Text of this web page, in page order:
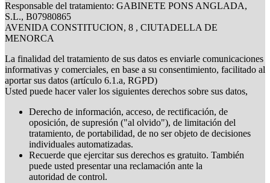
Responsable del tratamiento: GABINETE PONS ANGLADA,
S.L., B07980865
AVENIDA CONSTITUCION, 8 , CIUTADELLA DE
MENORCA
La finalidad del tratamiento de sus datos es enviarle comunicaciones
informativas y comerciales, en base a su consentimiento, facilitado al
aportar sus datos (artículo 6.1.a, RGPD)
Usted puede hacer valer los siguientes derechos sobre sus datos,
Derecho de información, acceso, de rectificación, de
oposición, de supresión ("al olvido"), de limitación del
tratamiento, de portabilidad, de no ser objeto de decisiones
individuales automatizadas.
Recuerde que ejercitar sus derechos es gratuito. También
puede usted presentar una reclamación ante la
autoridad de control.